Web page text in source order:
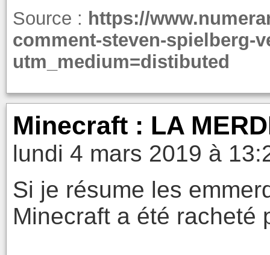
Source : https://
comment-steven-spielberg-
utm_medium=distibuted
Minecraft : LA
lundi 4 mars 2019 à
Si je résume les
Minecraft a été racheté